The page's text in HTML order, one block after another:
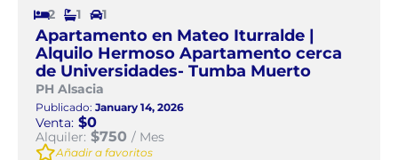
2 1 1
Apartamento en Mateo Iturralde |
Alquilo Hermoso Apartamento cerca
de Universidades- Tumba Muerto
PH Alsacia
Publicado: January 14, 2026
Venta: $0
Alquiler: $750 / Mes
Añadir a favoritos